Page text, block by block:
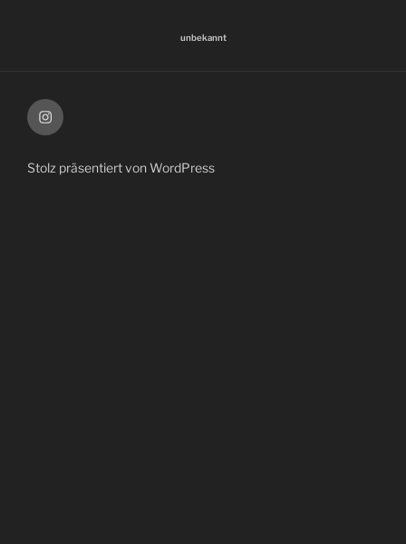
unbekannt
Instagram
Stolz präsentiert von WordPress